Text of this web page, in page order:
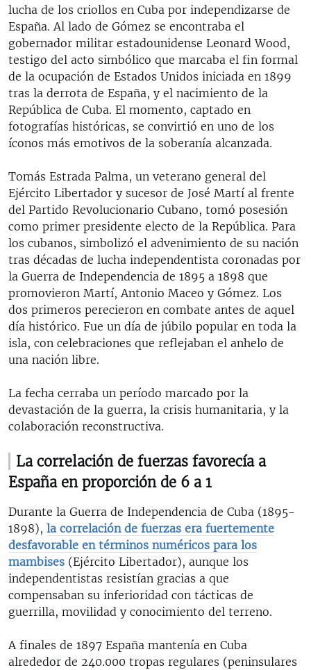
lucha de los criollos en Cuba por independizarse de
España. Al lado de Gómez se encontraba el
gobernador militar estadounidense Leonard Wood,
testigo del acto simbólico que marcaba el fin formal
de la ocupación de Estados Unidos iniciada en 1899
tras la derrota de España, y el nacimiento de la
República de Cuba. El momento, captado en
fotografías históricas, se convirtió en uno de los
íconos más emotivos de la soberanía alcanzada.
Tomás Estrada Palma, un veterano general del
Ejército Libertador y sucesor de José Martí al frente
del Partido Revolucionario Cubano, tomó posesión
como primer presidente electo de la República. Para
los cubanos, simbolizó el advenimiento de su nación
tras décadas de lucha independentista coronadas por
la Guerra de Independencia de 1895 a 1898 que
promovieron Martí, Antonio Maceo y Gómez. Los
dos primeros perecieron en combate antes de aquel
día histórico. Fue un día de júbilo popular en toda la
isla, con celebraciones que reflejaban el anhelo de
una nación libre.
La fecha cerraba un período marcado por la
devastación de la guerra, la crisis humanitaria, y la
colaboración reconstructiva.
La correlación de fuerzas favorecía a
España en proporción de 6 a 1
Durante la Guerra de Independencia de Cuba (1895-
1898), la correlación de fuerzas era fuertemente
desfavorable en términos numéricos para los
mambises (Ejército Libertador), aunque los
independentistas resistían gracias a que
compensaban su inferioridad con tácticas de
guerrilla, movilidad y conocimiento del terreno.
A finales de 1897 España mantenía en Cuba
alrededor de 240.000 tropas regulares (peninsulares